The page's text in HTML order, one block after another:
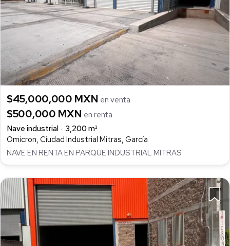
$45,000,000 MXN en venta
$500,000 MXN en renta
Nave industrial
3,200 m²
Omicron, Ciudad Industrial Mitras, García
NAVE EN RENTA EN PARQUE INDUSTRIAL MITRAS